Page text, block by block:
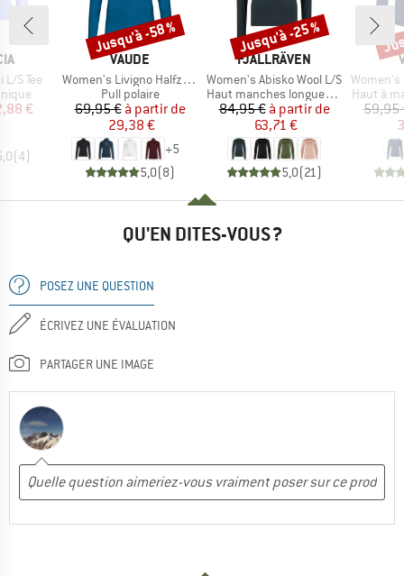
S Tee
réduit
€
(4)
MARQUE
VAUDE
Article
Women's Livigno Halfzip II
Product group
Pull polaire
Prix
69,95 € Prix réduit
à partir de
29,38 €
+5
5,0(8)
Remise
Jusqu'à -58 %
MARQUE
FJÄLLRÄVEN
Article
Women's Abisko Wool L/S
Product group
Haut manches longues en mérinos
Prix
84,95 € Prix réduit
à partir de
63,71 €
5,0(21)
Remise
Jusqu'à -25 %
Article
Women's
Product
Haut à
59,95
QU'EN DITES-VOUS ?
POSEZ UNE QUESTION
ÉCRIVEZ UNE ÉVALUATION
PARTAGER UNE IMAGE